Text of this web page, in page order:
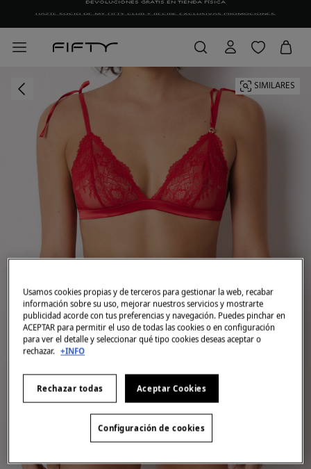
HAZTE SOCIO DE MY FIFTY CLUB Y RECIBE EXCLUSIVAS PROMOCIONES.
SIMILARES
Usamos cookies propias y de terceros para gestionar la web, recabar
información sobre su uso, mejorar nuestros servicios y mostrarte
publicidad acorde con tus preferencias y navegación. Puedes pinchar en
ACEPTAR para permitir el uso de todas las cookies o en configuración
para ver el detalle y seleccionar qué tipo cookies deseas aceptar o
rechazar. +INFO
Rechazar todas Aceptar Cookies
Configuración de cookies